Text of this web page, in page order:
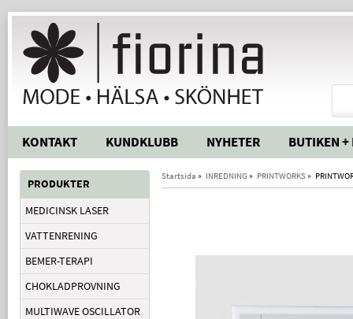
KONTAKT KUNDKLUBB NYHETER BUTIKEN +
PRODUKTER
MEDICINSK LASER
VATTENRENING
BEMER-TERAPI
CHOKLADPROVNING
MULTIWAVE OSCILLATOR
Startsida » INREDNING » PRINTWORKS»